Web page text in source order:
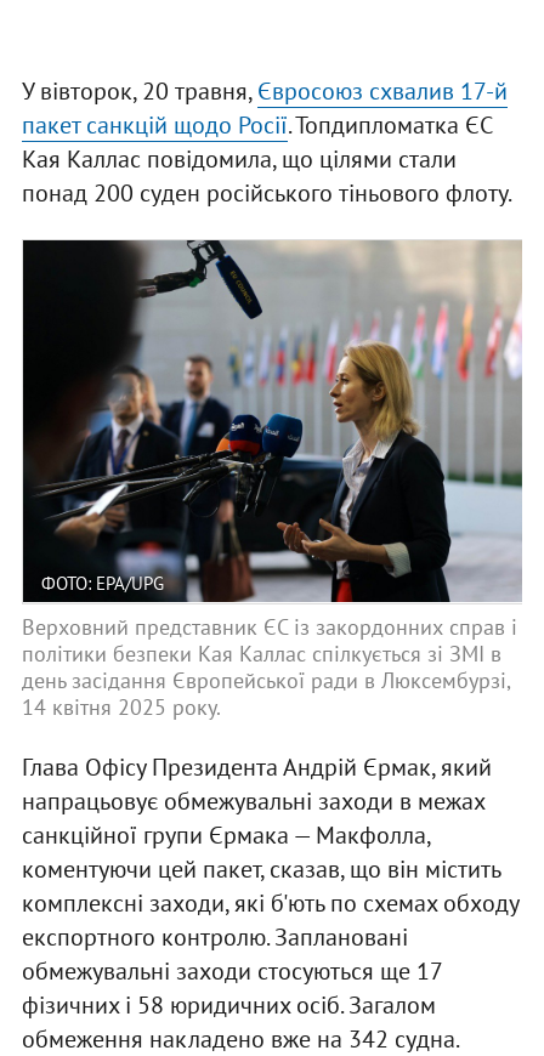
У вівторок, 20 травня,Євросоюз схвалив 17-й
пакет санкцій щодо Росії. Топдипломатка ЄС
Кая Каллас повідомила, що цілями стали
понад 200 суден російського тіньового флоту.
ФОТО: EPA/UPG
Верховний представник ЄС із закордонних справ і
політики безпеки Кая Каллас спілкується зі ЗМІ в
день засідання Європейської ради в Люксембурзі,
14 квітня 2025 року.
Глава Офісу Президента Андрій Єрмак, який
напрацьовує обмежувальні заходи в межах
санкційної групи Єрмака — Макфолла,
коментуючи цей пакет, сказав, що він містить
комплексні заходи, які б'ють по схемах обходу
експортного контролю. Заплановані
обмежувальні заходи стосуються ще 17
фізичних і 58 юридичних осіб. Загалом
обмеження накладено вже на 342 судна.